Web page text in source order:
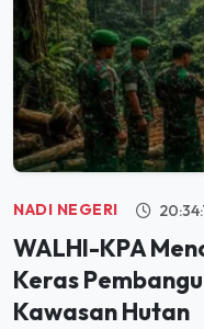
NADI NEGERI
WALHI-KPA
Keras
Kawasan Hutan